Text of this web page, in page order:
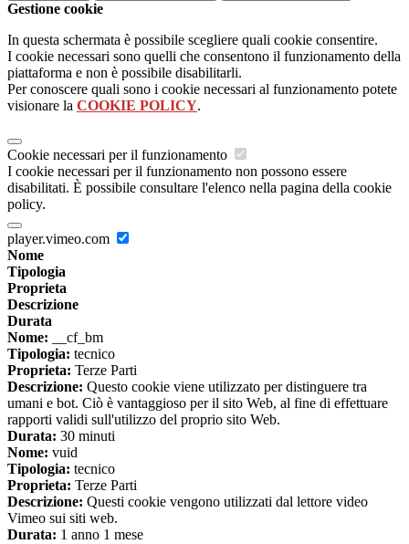
Gestione cookie
In questa schermata è possibile scegliere quali cookie consentire.
I cookie necessari sono quelli che consentono il funzionamento della
piattaforma e non è possibile disabilitarli.
Per conoscere quali sono i cookie necessari al funzionamento potete
visionare la COOKIE POLICY.
Cookie necessari per il funzionamento
I cookie necessari per il funzionamento non possono essere
disabilitati. È possibile consultare l'elenco nella pagina della cookie
policy.
player.vimeo.com
Nome
Tipologia
Proprieta
Descrizione
Durata
Nome: __cf_bm
Tipologia: tecnico
Proprieta: Terze Parti
Descrizione: Questo cookie viene utilizzato per distinguere tra
umani e bot. Ciò è vantaggioso per il sito Web, al fine di effettuare
rapporti validi sull'utilizzo del proprio sito Web.
Durata: 30 minuti
Nome: vuid
Tipologia: tecnico
Proprieta: Terze Parti
Descrizione: Questi cookie vengono utilizzati dal lettore video
Vimeo sui siti web.
Durata: 1 anno 1 mese